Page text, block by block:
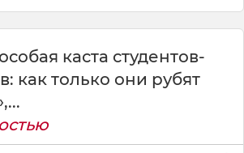
каста студентов-
как только они рубят